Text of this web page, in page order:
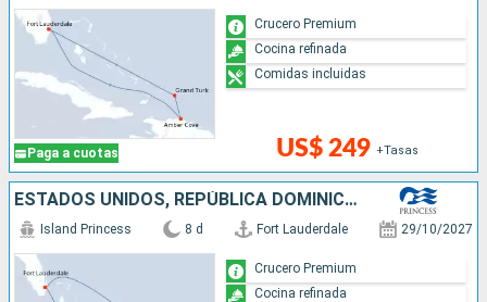
Paga a cuotas US$ 249 +Tasas
Crucero Premium
Cocina refinada
Comidas incluidas
ESTADOS UNIDOS, REPÚBLICA DOMINICANA, PUERTO RICO
Island Princess 8 d Fort Lauderdale 29/10/2027
Crucero Premium
Cocina refinada